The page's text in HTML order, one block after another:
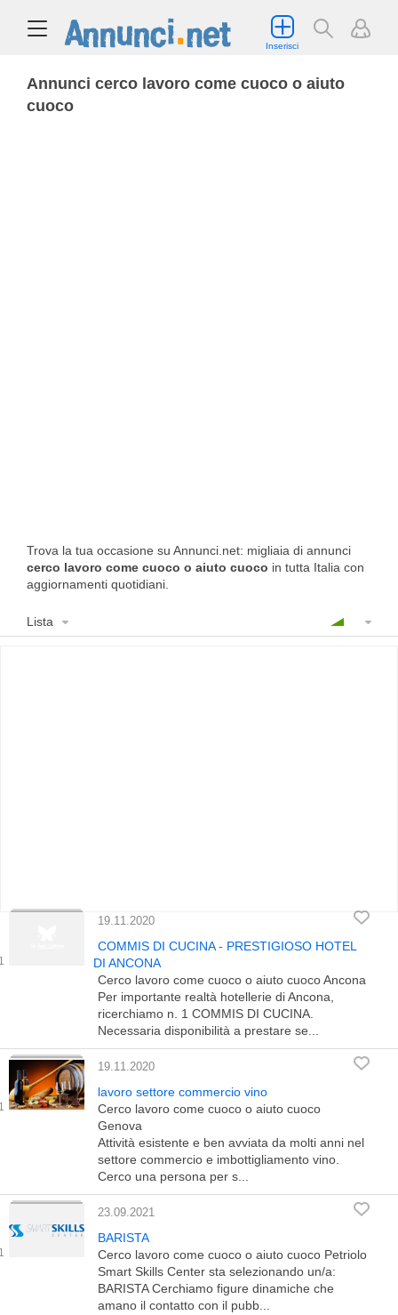
Inserisci
Annunci cerco lavoro come cuoco o aiuto
cuoco
Trova la tua occasione su Annunci.net: migliaia di annunci
cerco lavoro come cuoco o aiuto cuoco in tutta Italia con
aggiornamenti quotidiani.
Lista
19.11.2020
COMMIS DI CUCINA - PRESTIGIOSO HOTEL
DI ANCONA
Cerco lavoro come cuoco o aiuto cuoco Ancona
Per importante realtà hotellerie di Ancona,
ricerchiamo n. 1 COMMIS DI CUCINA.
Necessaria disponibilità a prestare se...
19.11.2020
lavoro settore commercio vino
Cerco lavoro come cuoco o aiuto cuoco
Genova
Attività esistente e ben avviata da molti anni nel
settore commercio e imbottigliamento vino.
Cerco una persona per s...
23.09.2021
BARISTA
Cerco lavoro come cuoco o aiuto cuoco Petriolo
Smart Skills Center sta selezionando un/a:
BARISTA Cerchiamo figure dinamiche che
amano il contatto con il pubb...